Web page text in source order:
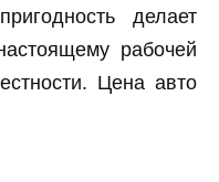
делает
рабочей
Цена авто